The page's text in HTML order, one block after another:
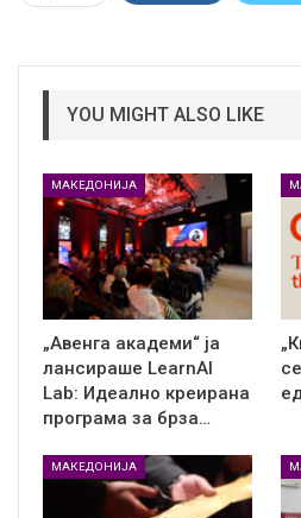
YOU MIGHT ALSO LIKE
МАКЕДОНИЈА
„Авенга академи“ ја
лансираше LearnAI
Lab: Идеално креирана
програма за брза…
МАКЕДОНИЈА